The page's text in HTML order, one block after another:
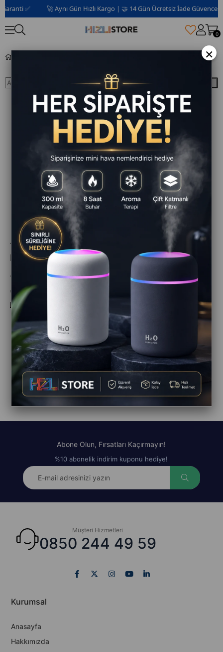
✅ 🚀 Aynı Gün Hızlı Kargo | 🤝 14 Gün Ücretsiz İade Güvencesi
0
Blog - HZL Store
Tek Kamerayla İki Açı: Full HD Çift Kameralı Mini
Kamera ile Her Anı Güvenle Kaydedin
Ağustos 03, 2026
Devamını oku
1 2 3 6
182 >
Abone Olun, Fırsatları Kaçırmayın!
%10 abonelik indirim kuponu hediye!
Müşteri Hizmetleri
0850 244 49 59
Kurumsal
Anasayfa
Hakkımızda
×